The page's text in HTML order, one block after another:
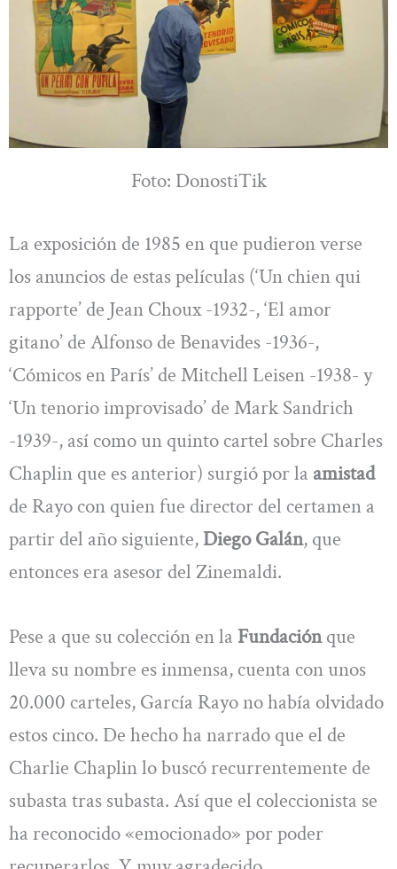
Foto: DonostiTik
La exposición de 1985 en que pudieron verse
los anuncios de estas películas (‘Un chien qui
rapporte’ de Jean Choux -1932-, ‘El amor
gitano’ de Alfonso de Benavides -1936-,
‘Cómicos en París’ de Mitchell Leisen -1938- y
‘Un tenorio improvisado’ de Mark Sandrich
-1939-, así como un quinto cartel sobre Charles
Chaplin que es anterior) surgió por la amistad
de Rayo con quien fue director del certamen a
partir del año siguiente, Diego Galán, que
entonces era asesor del Zinemaldi.
Pese a que su colección en la Fundaciónque
lleva su nombre es inmensa, cuenta con unos
20.000 carteles, García Rayo no había olvidado
estos cinco. De hecho ha narrado que el de
Charlie Chaplin lo buscó recurrentemente de
subasta tras subasta. Así que el coleccionista se
ha reconocido «emocionado» por poder